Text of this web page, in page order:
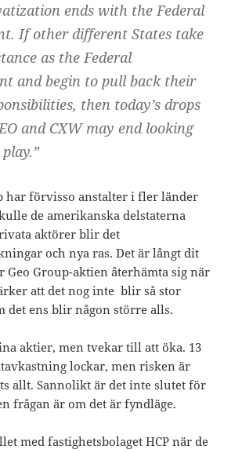
ends with the Federal
If other different States take
as the Federal
and begin to pull back their
then today’s drops
and CXW may end looking
har förvisso anstalter i fler länder
de amerikanska delstaterna
aktörer blir det
och nya ras. Det är långt dit
Geo Group-aktien återhämta sig när
att det nog inte blir så stor
det ens blir någon större alls.
aktier, men tvekar till att öka. 13
lockar, men risken är
allt. Sannolikt är det inte slutet för
frågan är om det är fyndläge.
med fastighetsbolaget HCP när de